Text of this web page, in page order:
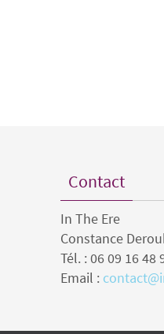
Contact
In The Ere
Constance
Tél. : 06 09 16 48
Email :